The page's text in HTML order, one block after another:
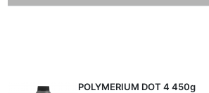
POLYMERIUM DOT 4 450g